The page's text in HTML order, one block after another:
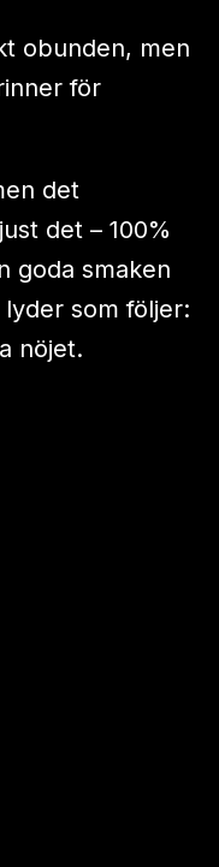
obunden, men
för
det
det – 100%
goda smaken
som följer:
nöjet.